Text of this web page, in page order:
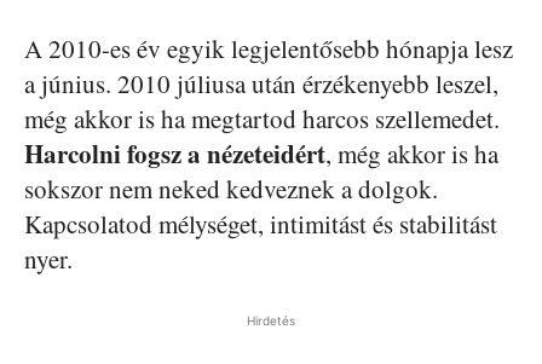
A 2010-esév egyik legjelentősebb hónapja lesz
a június. 2010 júliusa után érzékenyebb leszel,
még akkor is ha megtartod harcos szellemedet.
Harcolni fogsz a nézeteidért, még akkor is ha
sokszor nem neked kedveznek a dolgok.
Kapcsolatod mélységet, intimitást és stabilitást
nyer.
Hirdetés